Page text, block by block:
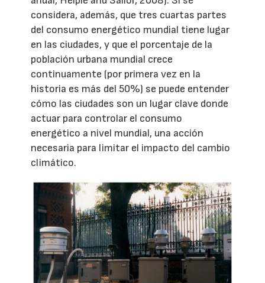
considera, además, que tres cuartas partes
del consumo energético mundial tiene lugar
en las ciudades, y que el porcentaje de la
población urbana mundial crece
continuamente (por primera vez en la
historia es más del 50%) se puede entender
cómo las ciudades son un lugar clave donde
actuar para controlar el consumo
energético a nivel mundial, una acción
necesaria para limitar el impacto del cambio
climático.